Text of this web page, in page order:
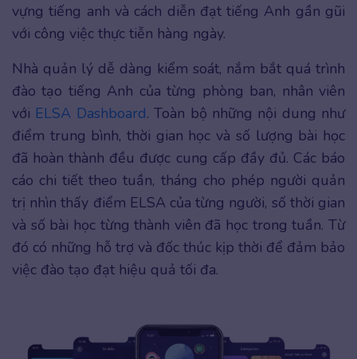
vựng tiếng anh và cách diễn đạt tiếng Anh gần gũi
với công việc thực tiễn hàng ngày.
Nhà quản lý dễ dàng kiểm soát, nắm bắt quá trình
đào tạo tiếng Anh của từng phòng ban, nhân viên
với ELSA Dashboard. Toàn bộ những nội dung như
điểm trung bình, thời gian học và số lượng bài học
đã hoàn thành đều được cung cấp đầy đủ. Các báo
cáo chi tiết theo tuần, tháng cho phép người quản
trị nhìn thấy điểm ELSA của từng người, số thời gian
và số bài học từng thành viên đã học trong tuần. Từ
đó có những hỗ trợ và đốc thúc kịp thời để đảm bảo
việc đào tạo đạt hiệu quả tối đa.